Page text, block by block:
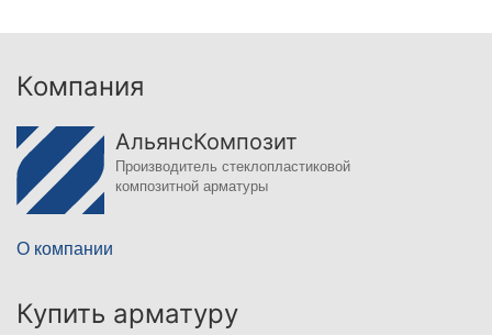
Компания
АльянсКомпозит
Производитель стеклопластиковой
композитной арматуры
О компании
Купить арматуру